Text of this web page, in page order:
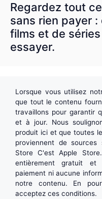
Regardez tout
sans rien payer
films et de
essayer.
Lorsque vous utilisez
que tout le contenu
travaillons pour garantir
et à jour. Nous
produit ici et que toutes
proviennent de
Store C'estApple Store
entièrement gratuit et
paiement ni aucune
notre contenu. En
acceptez ces conditions.